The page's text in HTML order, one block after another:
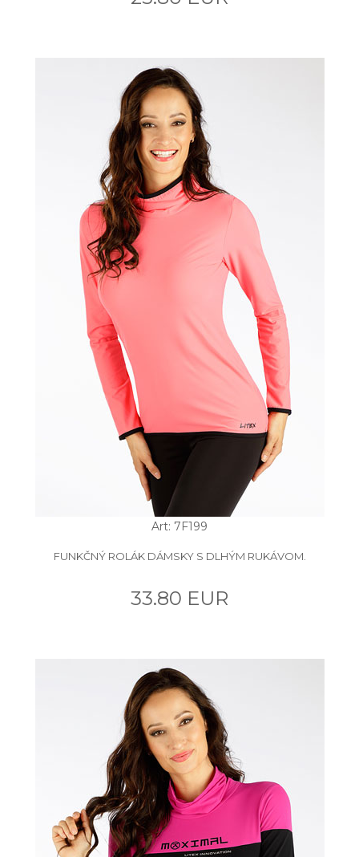
Art: 7F199
FUNKČNÝ ROLÁK DÁMSKY S DLHÝM RUKÁVOM.
33.80 EUR